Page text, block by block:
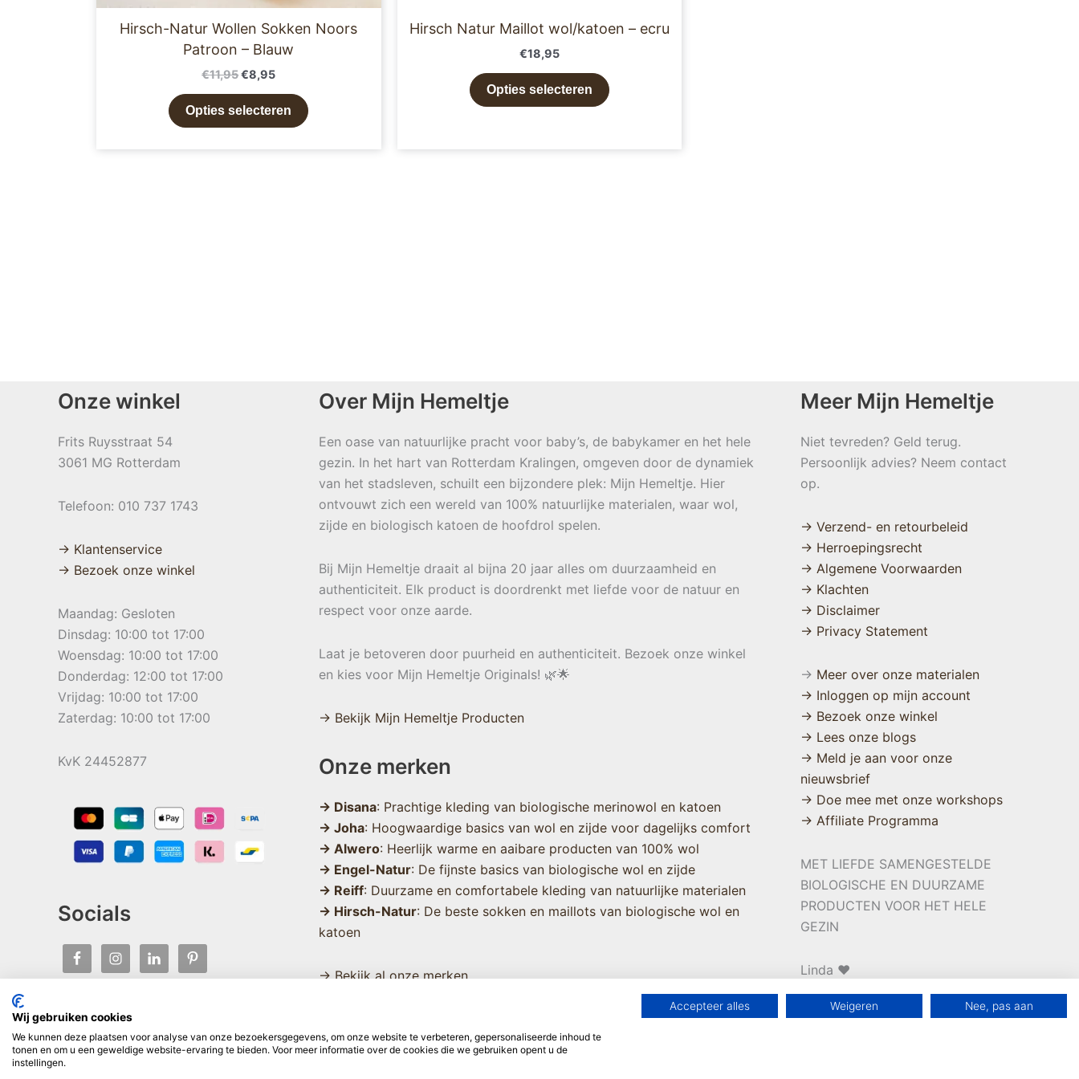
Hirsch-Natur Wollen Sokken Noors
Patroon – Blauw
€11,95€8,95
Opties selecteren
Hirsch Natur Maillot wol/katoen – ecru
€18,95
Opties selecteren
Onze winkel
Frits Ruysstraat 54
3061 MG Rotterdam
Telefoon: 010 737 1743
→ Klantenservice
→ Bezoek onze winkel
Maandag: Gesloten
Dinsdag: 10:00 tot 17:00
Woensdag: 10:00 tot 17:00
Donderdag: 12:00 tot 17:00
Vrijdag: 10:00 tot 17:00
Zaterdag: 10:00 tot 17:00
KvK 24452877
Socials
Over Mijn Hemeltje
Een oase van natuurlijke pracht voor baby’s, de babykamer en het hele
gezin. In het hart van Rotterdam Kralingen, omgeven door de dynamiek
van het stadsleven, schuilt een bijzondere plek: Mijn Hemeltje. Hier
ontvouwt zich een wereld van 100% natuurlijke materialen, waar wol,
zijde en biologisch katoen de hoofdrol spelen.
Bij Mijn Hemeltje draait al bijna 20 jaar alles om duurzaamheid en
authenticiteit. Elk product is doordrenkt met liefde voor de natuur en
respect voor onze aarde.
Laat je betoveren door puurheid en authenticiteit. Bezoek onze winkel
en kies voor Mijn Hemeltje Originals! 🌿🌟
→ Bekijk Mijn Hemeltje Producten
Onze merken
→ Disana: Prachtige kleding van biologische merinowol en katoen
→ Joha: Hoogwaardige basics van wol en zijde voor dagelijks comfort
→ Alwero: Heerlijk warme en aaibare producten van 100% wol
→ Engel-Natur: De fijnste basics van biologische wol en zijde
→ Reiff: Duurzame en comfortabele kleding van natuurlijke materialen
→ Hirsch-Natur: De beste sokken en maillots van biologische wol en
katoen
→ Bekijk al onze merken
Meer Mijn Hemeltje
Niet tevreden? Geld terug.
Persoonlijk advies? Neem contact
op.
→ Verzend- en retourbeleid
→ Herroepingsrecht
→ Algemene Voorwaarden
→ Klachten
→ Disclaimer
→ Privacy Statement
→ Meer over onze materialen
→ Inloggen op mijn account
→ Bezoek onze winkel
→ Lees onze blogs
→ Meld je aan voor onze
nieuwsbrief
→ Doe mee met onze workshops
→ Affiliate Programma
MET LIEFDE SAMENGESTELDE
BIOLOGISCHE EN DUURZAME
PRODUCTEN VOOR HET HELE
GEZIN
Linda ❤️
Wij gebruiken cookies
We kunnen deze plaatsen voor analyse van onze bezoekersgegevens, om onze website te verbeteren, gepersonaliseerde inhoud te
tonen en om u een geweldige website-ervaring te bieden. Voor meer informatie over de cookies die we gebruiken opent u de
instellingen.
Accepteer alles Weigeren Nee, pas aan